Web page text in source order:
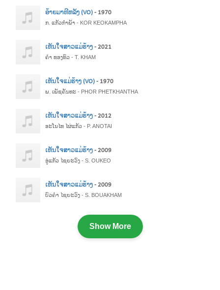
ອ້າຍມາທີຫລັງ (VO)- 1970
ກ. ແກ້ວກໍາພ້າ - KOR KEOKAMPHA
ເຫັນໃຈສາວແມ່ຮ້າງ- 2021
ຄຳ ທອງທົວ - T. KHAM
ເຫັນໃຈແມ່ຮ້າງ (VO)- 1970
ພ. ເພັຊຄັນທະ - PHOR PHETKHANTHA
ເຫັນໃຈສາວແມ່ຮ້າງ- 2012
ອະໂນໄທ ໄຜ່ແກ້ວ - P. ANOTAI
ເຫັນໃຈສາວແມ່ຮ້າງ- 2009
ອູ່ແກ້ວ ໄຊຍະວົງ - S. OUKEO
ເຫັນໃຈສາວແມ່ຮ້າງ- 2009
ບົວຄຳ ໄຊຍະວົງ - S. BOUAKHAM
Show More